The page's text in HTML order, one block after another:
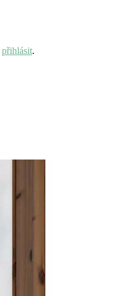
přihlásit.